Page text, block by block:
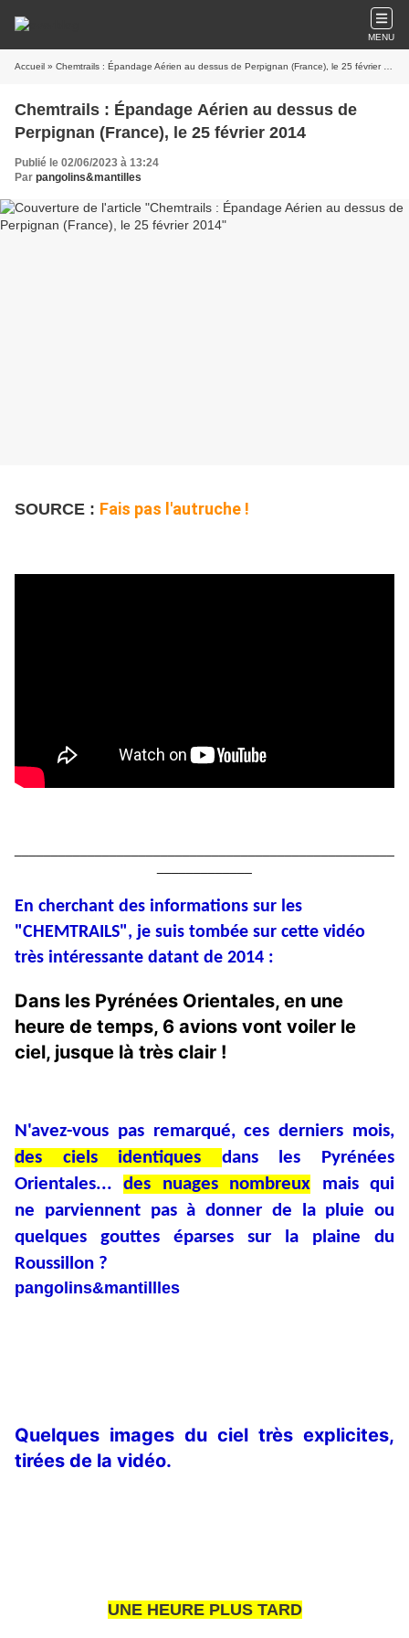
MENU
Accueil » Chemtrails : Épandage Aérien au dessus de Perpignan (France), le 25 février 2014
Chemtrails : Épandage Aérien au dessus de
Perpignan (France), le 25 février 2014
Publié le 02/06/2023 à 13:24
Par pangolins&mantilles
SOURCE : Fais pas l'autruche !
En cherchant des informations sur les
"CHEMTRAILS", je suis tombée sur cette vidéo
très intéressante datant de 2014 :
Dans les Pyrénées Orientales, en une
heure de temps, 6 avions vont voiler le
ciel, jusque là très clair !
N'avez-vous pas remarqué, ces derniers mois,
des ciels identiques dans les Pyrénées
Orientales...des nuages nombreux mais qui
ne parviennent pas à donner de la pluie ou
quelques gouttes éparses sur la plaine du
Roussillon ?
pangolins&mantillles
Quelques images du ciel très explicites,
tirées de la vidéo.
UNE HEURE PLUS TARD